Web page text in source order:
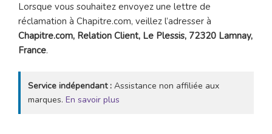
Lorsque vous souhaitez envoyez une lettre de
réclamation à Chapitre.com, veillez l’adresser à
Chapitre.com, Relation Client, Le Plessis, 72320 Lamnay,
France.
Service indépendant : Assistance non affiliée aux
marques. En savoir plus